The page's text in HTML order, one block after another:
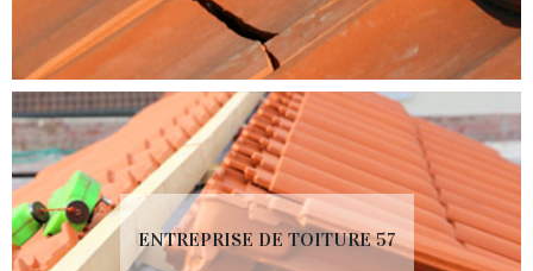
ENTREPRISE DE TOITURE 57